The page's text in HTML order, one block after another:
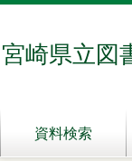
宮崎県立図
資料検索